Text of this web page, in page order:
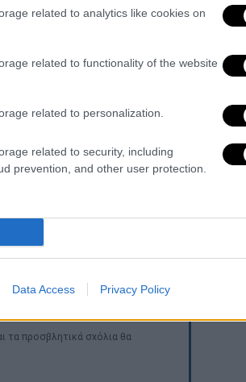
related to analytics like cookies on
related to functionality of the website
related to personalization.
related to security, including
prevention, and other user protection.
Data Access Privacy Policy
ο ληστής άρπαξε τη
και ξεκίνησε να
διαδρομή προς
Τότε εμφανίστηκε
είχε τα άρπαξε και
τα προσβλητικά σχόλια θα